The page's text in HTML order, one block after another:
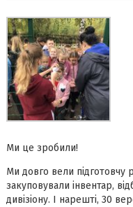
Ми це зробили!
Ми довго вели підготовчу
закуповували інвентар,
дивізіону. І нарешті, 30